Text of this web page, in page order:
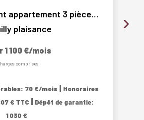
À louer : Charmant appartement 3 pièces calme au...
plaisance
1 100 €/mois
comprises
70 €/mois | Honoraires
€ TTC | Dépôt de garantie:
1 030 €